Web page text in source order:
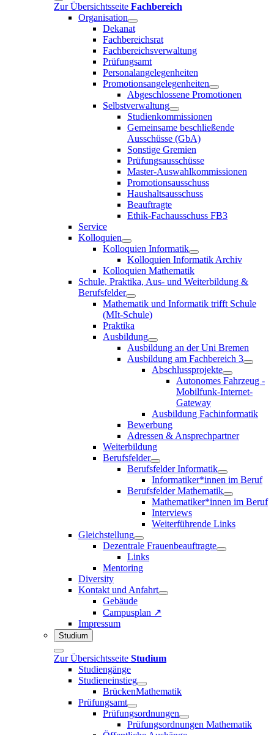
Zur Übersichtsseite Fachbereich
Organisation
Dekanat
Fachbereichsrat
Fachbereichsverwaltung
Prüfungsamt
Personalangelegenheiten
Promotionsangelegenheiten
Abgeschlossene Promotionen
Selbstverwaltung
Studienkommissionen
Gemeinsame beschließende
Ausschüsse (GbA)
Sonstige Gremien
Prüfungsausschüsse
Master-Auswahlkommissionen
Promotionsausschuss
Haushaltsausschuss
Beauftragte
Ethik-Fachausschuss FB3
Service
Kolloquien
Kolloquien Informatik
Kolloquien Informatik Archiv
Kolloquien Mathematik
Schule, Praktika, Aus- und Weiterbildung &
Berufsfelder
Mathematik und Informatik trifft Schule
(MIt-Schule)
Praktika
Ausbildung
Ausbildung an der Uni Bremen
Ausbildung am Fachbereich 3
Abschlussprojekte
Autonomes Fahrzeug -
Mobilfunk-Internet-
Gateway
Ausbildung Fachinformatik
Bewerbung
Adressen & Ansprechpartner
Weiterbildung
Berufsfelder
Berufsfelder Informatik
Informatiker*innen im Beruf
Berufsfelder Mathematik
Mathematiker*innen im Beruf
Interviews
Weiterführende Links
Gleichstellung
Dezentrale Frauenbeauftragte
Links
Mentoring
Diversity
Kontakt und Anfahrt
Gebäude
Campusplan ↗
Impressum
Studium
Zur Übersichtsseite Studium
Studiengänge
Studieneinstieg
BrückenMathematik
Prüfungsamt
Prüfungsordnungen
Prüfungsordnungen Mathematik